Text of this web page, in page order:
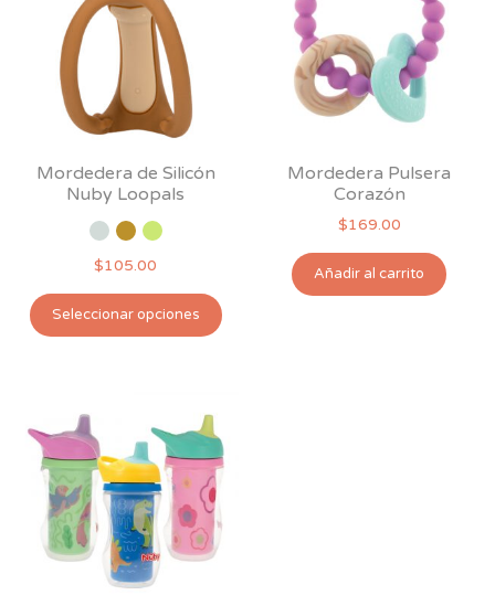
Mordedera de Silicón
Nuby Loopals
$105.00
Seleccionar opciones
producto
opciones
elegir
Mordedera Pulsera
Corazón
$169.00
Añadir al carrito